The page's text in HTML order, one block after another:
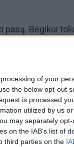
of your
the below opt-out
is processed
utilized by us
may separately
on the IAB’s list of
third parties on the
pasą. Bėgikui
ryto iki
Ryvą
palaikęs ją